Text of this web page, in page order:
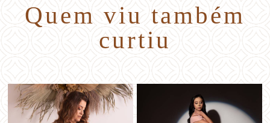
Quem viu também
curtiu